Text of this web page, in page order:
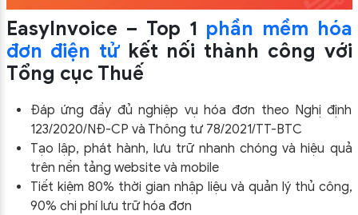
EasyInvoice – Top 1 phần mềm hóa
đơn điện tửkết nối thành công với
Tổng cục Thuế
Đáp ứng đầy đủ nghiệp vụ hóa đơn theo Nghị định
123/2020/NĐ-CP và Thông tư 78/2021/TT-BTC
Tạo lập, phát hành, lưu trữ nhanh chóng và hiệu quả
trên nền tảng website và mobile
Tiết kiệm 80% thời gian nhập liệu và quản lý thủ công,
90% chi phí lưu trữ hóa đơn